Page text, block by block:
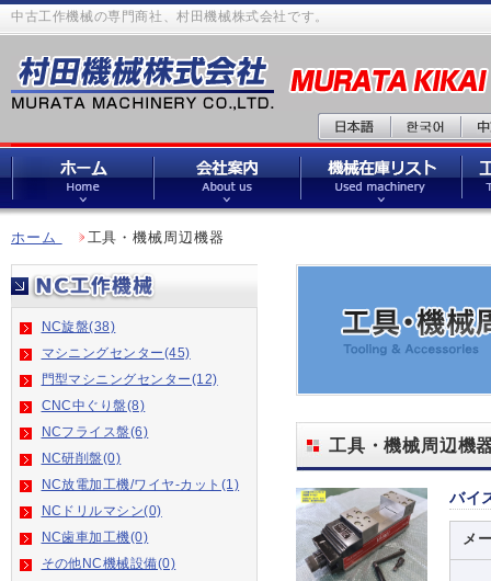
中古工作機械の専門商社、村田機械株式会社です。
ホーム 工具・機械周辺機器
NC旋盤(38)
マシニングセンター(45)
門型マシニングセンター(12)
CNC中ぐり盤(8)
NCフライス盤(6)
NC研削盤(0)
NC放電加工機/ワイヤ-カット(1)
NCドリルマシン(0)
NC歯車加工機(0)
その他NC機械設備(0)
工具・機械周辺機
バイ
メ